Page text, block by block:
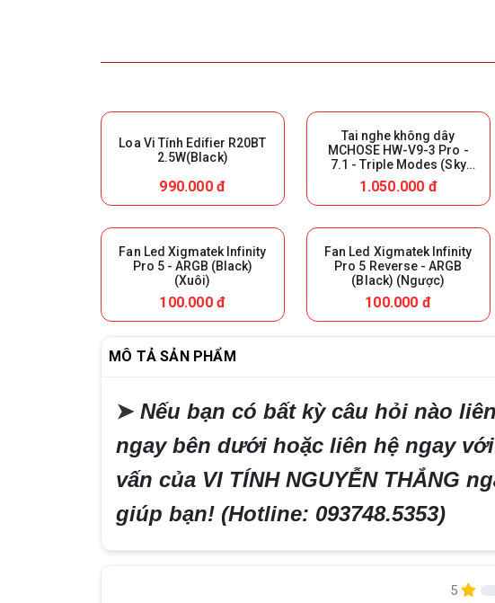
Loa Vi Tính Edifier R20BT
2.5W(Black)
990.000 đ
Tai nghe không dây
MCHOSE HW-V9-3 Pro -
7.1 - Triple Modes (Sky
White) (Giữ lại Box để bảo
hành)
1.050.000 đ
Fan Led Xigmatek Infinity
Pro 5 - ARGB (Black)
(Xuôi)
100.000 đ
Fan Led Xigmatek Infinity
Pro 5 Reverse - ARGB
(Black) (Ngược)
100.000 đ
MÔ TẢ SẢN PHẨM
➤ Nếu bạn có bất kỳ câu hỏi nào
ngay bên dưới hoặc liên hệ ngay
vấn của VI TÍNH NGUYỄN THẮNG
giúp bạn! (Hotline: 093748.5353)
5